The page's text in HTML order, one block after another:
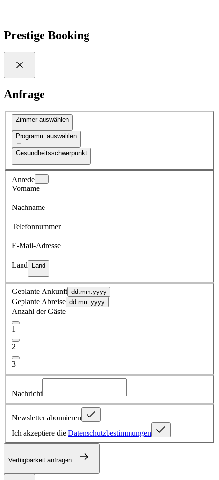
Prestige Booking
Anfrage
Zimmer auswählen
Programm auswählen
Gesundheitsschwerpunkt
Anrede
Vorname
Nachname
Telefonnummer
E-Mail-Adresse
Land Land
Geplante Ankunft dd.mm.yyyy
Geplante Abreise dd.mm.yyyy
Anzahl der Gäste
1
2
3
Nachricht
Newsletter abonnieren
Ich akzeptiere die Datenschutzbestimmungen
Verfügbarkeit anfragen